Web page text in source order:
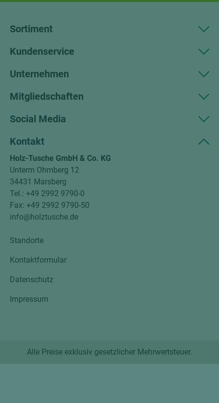
Sortiment
Kundenservice
Unternehmen
Mitgliedschaften
Social Media
Kontakt
Holz-Tusche GmbH & Co. KG
Unterm Ohmberg 12
34431 Marsberg
Tel.: +49 2992 9790-0
Fax: +49 2992 9790-50
info@holztusche.de
Standorte
Kontaktformular
Datenschutz
Impressum
Alle Preise exklusiv gesetzlicher Mehrwertsteuer.